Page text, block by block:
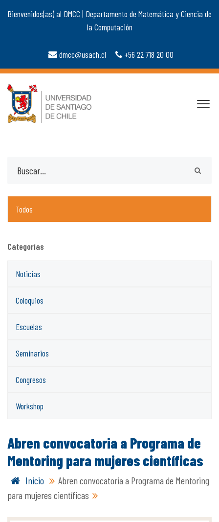
Bienvenidos(as) al DMCC | Departamento de Matemática y Ciencia de
la Computación
dmcc@usach.cl +56 22 718 20 00
Todos
Categorías
Noticias
Coloquios
Escuelas
Seminarios
Congresos
Workshop
Abren convocatoria a Programa de
Mentoring para mujeres científicas
Inicio
Abren convocatoria a Programa de Mentoring
para mujeres científicas